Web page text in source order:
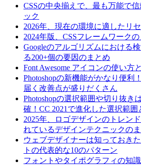
CSSの中央揃えで、最も万能で
ック
2026年、現在の環境に適したリ
2024年版、CSSフレームワーク
Googleのアルゴリズムにおける
る200+個の要因のまとめ
Font Awesome アイコンの使い方
Photoshopの新機能がかなり便利
届く改善点が盛りだくさん
Photoshopの選択範囲や切り抜き
確！CC 2021で進化した選択範
2025年、ロゴデザインのトレン
れているデザインテクニックの
ウェブデザイナーは知っておき
トの代表的な10のパターン
フォントやタイポグラフィの知